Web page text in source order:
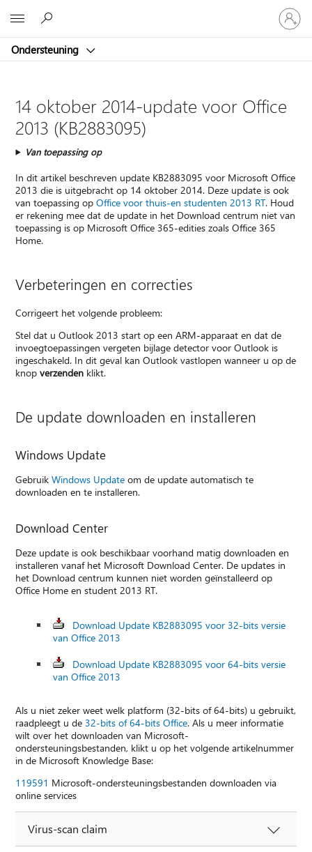
Ondersteuning
Meld
je
aan
je
14 oktober 2014-update voor Office
2013 (KB2883095)
Van toepassing op
In dit artikel beschreven update KB2883095 voor Microsoft Office
2013 die is uitgebracht op 14 oktober 2014. Deze update is ook
van toepassing opOffice voor thuis-en studenten 2013 RT. Houd
er rekening mee dat de update in het Download centrum niet van
toepassing is op Microsoft Office 365-edities zoals Office 365
Home.
Verbeteringen en correcties
Corrigeert het volgende probleem:
Stel dat u Outlook 2013 start op een ARM-apparaat en dat de
invoegtoepassingen vergeten bijlage detector voor Outlook is
ingeschakeld. In dit geval kan Outlook vastlopen wanneer u op de
knopverzenden klikt.
De update downloaden en installeren
Windows Update
GebruikWindows Update om de update automatisch te
downloaden en te installeren.
Download Center
Deze update is ook beschikbaar voorhand matig downloaden en
installeren vanaf het Microsoft Download Center. De updates in
het Download centrum kunnen niet worden geïnstalleerd op
Office Home en student 2013 RT.
Download Update KB2883095 voor 32-bits versie
van Office 2013
Download Update KB2883095 voor 64-bits versie
van Office 2013
Als u niet zeker weet welk platform (32-bits of 64-bits) u gebruikt,
raadpleegt u de32-bits of 64-bits Office. Als u meer informatie
wilt over het downloaden van Microsoft-
ondersteuningsbestanden, klikt u op het volgende artikelnummer
in de Microsoft Knowledge Base:
119591 Microsoft-ondersteuningsbestanden downloaden via
online services
Virus-scan claim